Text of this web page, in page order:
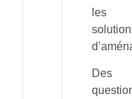
les
Des